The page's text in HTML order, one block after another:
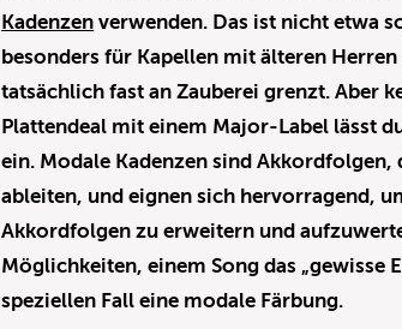
Kadenzen verwenden. Das ist nicht etwa
besonders für Kapellen mit älteren
tatsächlich fast an Zauberei grenzt. Aber
Plattendeal mit einem Major-Label lässt
ein. Modale Kadenzen sind
ableiten, und eignen sich hervorragend,
Akkordfolgen zu erweitern und
Möglichkeiten, einem Song das „gewisse
speziellen Fall eine modale Färbung.